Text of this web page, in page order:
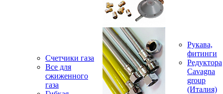
Счетчики газа
Все для
сжиженного
газа
Рукава,
фитинги
Редуктора
Cavagna
group
(Италия)